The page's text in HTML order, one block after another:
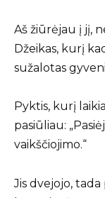
Aš žiūrėjau į jį,
Džeikas, kurį
sužalotas
Pyktis, kurį
pasiūliau:
vaikščiojimo.“
Jis dvejojo,